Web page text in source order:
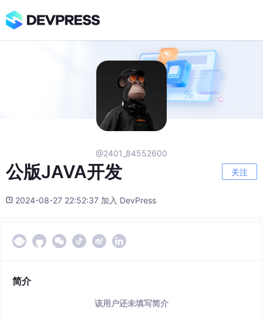
@2401_84552600
公版JAVA开发 关注
2024-08-27 22:52:37 加入 DevPress
简介
该用户还未填写简介